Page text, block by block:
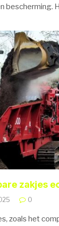
bescherming.
zakjes
0
zoals het